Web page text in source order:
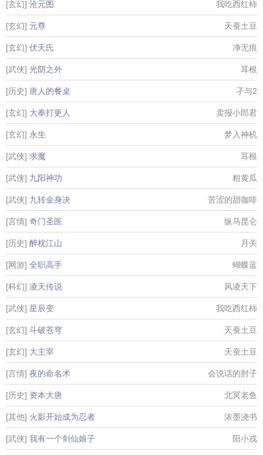
[玄幻] 沧元图 我吃西红柿
[玄幻] 元尊 天蚕土豆
[玄幻] 伏天氏 净无痕
[武侠] 光阴之外 耳根
[历史] 唐人的餐桌 孑与2
[玄幻] 大奉打更人 卖报小郎君
[玄幻] 永生 梦入神机
[武侠] 求魔 耳根
[武侠] 九阳神功 粗黄瓜
[武侠] 九转金身决 苦涩的甜咖啡
[言情] 奇门圣医 纵马昆仑
[历史] 醉枕江山 月关
[网游] 全职高手 蝴蝶蓝
[科幻] 凌天传说 风凌天下
[武侠] 星辰变 我吃西红柿
[玄幻] 斗破苍穹 天蚕土豆
[玄幻] 大主宰 天蚕土豆
[言情] 夜的命名术 会说话的肘子
[历史] 资本大唐 北冥老鱼
[其他] 火影开始成为忍者 浓墨浇书
[武侠] 我有一个剑仙娘子 阳小戎